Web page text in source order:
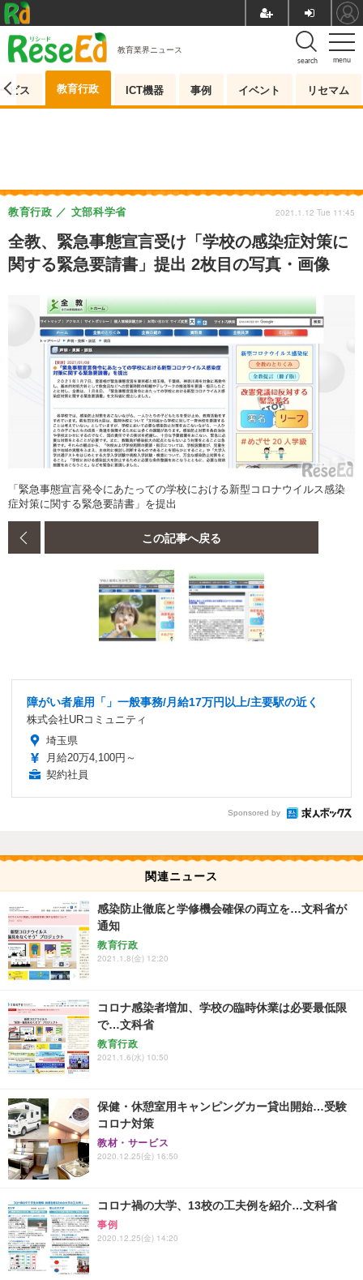
menu
search
教育業界ニュース
ビス 教育行政 ICT機器 事例 イベント リセマム
全教、緊急事態宣言受け「学校の感染症対策に
関する緊急要請書」提出 2枚目の写真・画像
教育行政 文部科学省 2021.1.12 Tue 11:45
「緊急事態宣言発令にあたっての学校における新型コロナウイルス感染
症対策に関する緊急要請書」を提出
この記事へ戻る
障がい者雇用「」一般事務/月給17万円以上/主要駅の近く
株式会社URコミュニティ
埼玉県
月給20万4,100円～
契約社員
Sponsored by
関連ニュース
感染防止徹底と学修機会確保の両立を…文科省が
通知
教育行政
2021.1.8(金) 12:20
コロナ感染者増加、学校の臨時休業は必要最低限
で…文科省
教育行政
2021.1.6(水) 10:50
保健・休憩室用キャンピングカー貸出開始…受験
コロナ対策
教材・サービス
2020.12.25(金) 16:50
コロナ禍の大学、13校の工夫例を紹介…文科省
事例
2020.12.25(金) 14:20